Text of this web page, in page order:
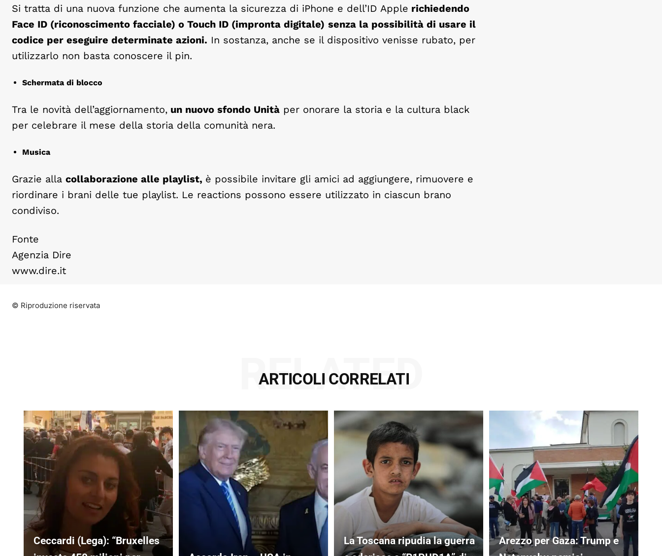
Si tratta di una nuova funzione che aumenta la sicurezza di iPhone e dell’ID Apple richiedendo
Face ID (riconoscimento facciale) o Touch ID (impronta digitale) senza la possibilità di usare il
codice per eseguire determinate azioni. In sostanza, anche se il dispositivo venisse rubato, per
utilizzarlo non basta conoscere il pin.
Schermata di blocco
Tra le novità dell’aggiornamento, un nuovo sfondo Unità per onorare la storia e la cultura black
per celebrare il mese della storia della comunità nera.
Musica
Grazie alla collaborazione alle playlist, è possibile invitare gli amici ad aggiungere, rimuovere e
riordinare i brani delle tue playlist. Le reactions possono essere utilizzato in ciascun brano
condiviso.
Fonte
Agenzia Dire
www.dire.it
© Riproduzione riservata
ARTICOLI CORRELATI
RELATED
Ceccardi (Lega): “Bruxelles
La Toscana ripudia la guerra
Arezzo per Gaza: Trump e